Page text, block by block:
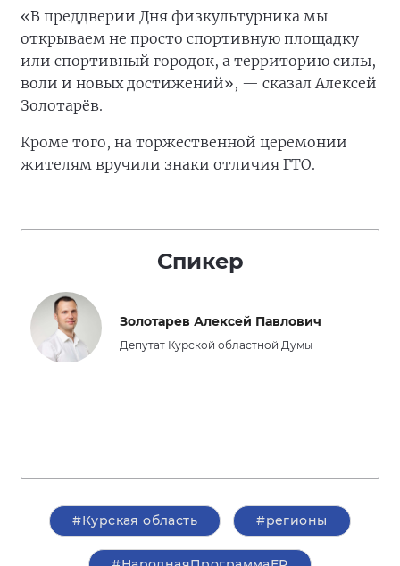
«В преддверии Дня физкультурника мы
открываем не просто спортивную площадку
или спортивный городок, а территорию силы,
воли и новых достижений», — сказал Алексей
Золотарёв.
Кроме того, на торжественной церемонии
жителям вручили знаки отличия ГТО.
Спикер
Золотарев Алексей Павлович
Депутат Курской областной Думы
#Курская область #регионы